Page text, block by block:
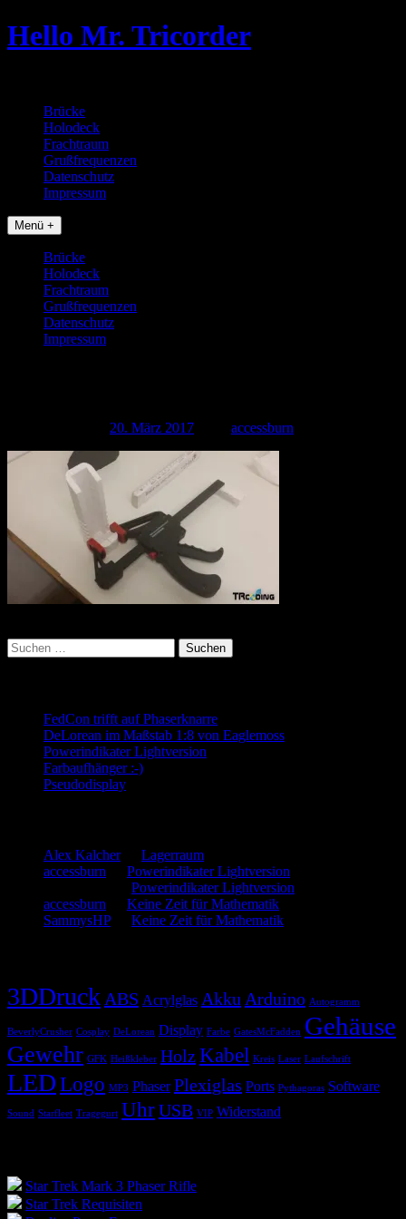
Skip
to
Hello Mr. Tricorder
Brücke
Holodeck
Frachtraum
Grußfrequenzen
Datenschutz
Impressum
Menü +
Brücke
Holodeck
Frachtraum
Grußfrequenzen
Datenschutz
Impressum
20. März 2017 accessburn
Suchen
nach:
FedCon trifft auf Phaserknarre
DeLorean im Maßstab 1:8 von Eaglemoss
Powerindikater Lightversion
Farbaufhänger :-)
Pseudodisplay
Alex Kalcherzu Lagerraum
accessburn
Powerindikater Lightversion
Powerindikater Lightversion
accessburn
Keine Zeit für Mathematik
SammysHPzu Keine Zeit für Mathematik
3DDruck ABS Acrylglas Akku Arduino Autogramm
BeverlyCrusher Cosplay DeLorean Display Farbe GatesMcFadden Gehäuse
Gewehr GFK Heißkleber HolzKabel Kreis Laser Laufschrift
LEDLogo MP3 Phaser Plexiglas Ports Pythagoras Software
Sound Starfleet Tragegurt UhrUSB VIP Widerstand
Star Trek Mark 3 Phaser Rifle
Star Trek Requisiten